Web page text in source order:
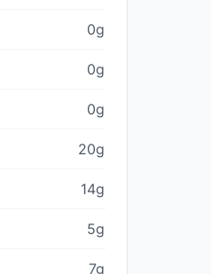
0g
0g
0g
20g
14g
5g
7g